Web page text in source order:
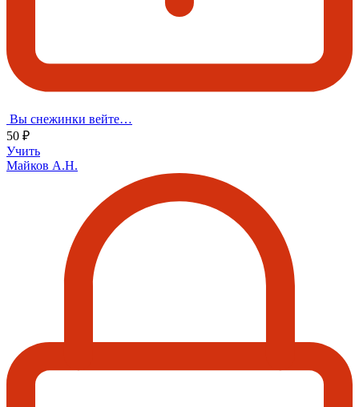
Вы снежинки вейте…
50 ₽
Учить
Майков А.Н.